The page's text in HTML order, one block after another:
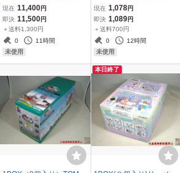
ンダイ『ウマ娘プリティ
ダービー ツインウエハ
ース4R』★新品未開封★
現在 11,400円
即決 11,500円
＋送料1,300円
0
11時間
未使用
ト『SHAMAN KING ち
っちぇえコレクション』
★新品未開封★
現在 1,078円
即決 1,089円
＋送料700円
0
12時間
未使用
本日終了